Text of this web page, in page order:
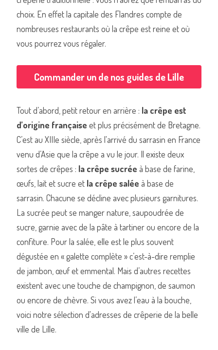
Commander un de nos livres sur Lille
choix. En effet la capitale des Flandres compte de
nombreuses restaurants où la crêpe est reine et où
vous pourrez vous régaler.
Commander un de nos guides de Lille
Tout d’abord, petit retour en arrière : la crêpe est
d’origine française et plus précisément de Bretagne.
C’est au XIIIe siècle, après l'arrivé du sarrasin en France
venu d’Asie que la crêpe a vu le jour. Il existe deux
sortes de crêpes : la crêpe sucrée à base de farine,
œufs, lait et sucre et la crêpe salée à base de
sarrasin. Chacune se décline avec plusieurs garnitures.
La sucrée peut se manger nature, saupoudrée de
sucre, garnie avec de la pâte à tartiner ou encore de la
confiture. Pour la salée, elle est le plus souvent
dégustée en « galette complète » c’est-à-dire remplie
de jambon, œuf et emmental. Mais d’autres recettes
existent avec une touche de champignon, de saumon
ou encore de chèvre. Si vous avez l’eau à la bouche,
voici notre sélection d'adresses de crêperie de la belle
ville de Lille.